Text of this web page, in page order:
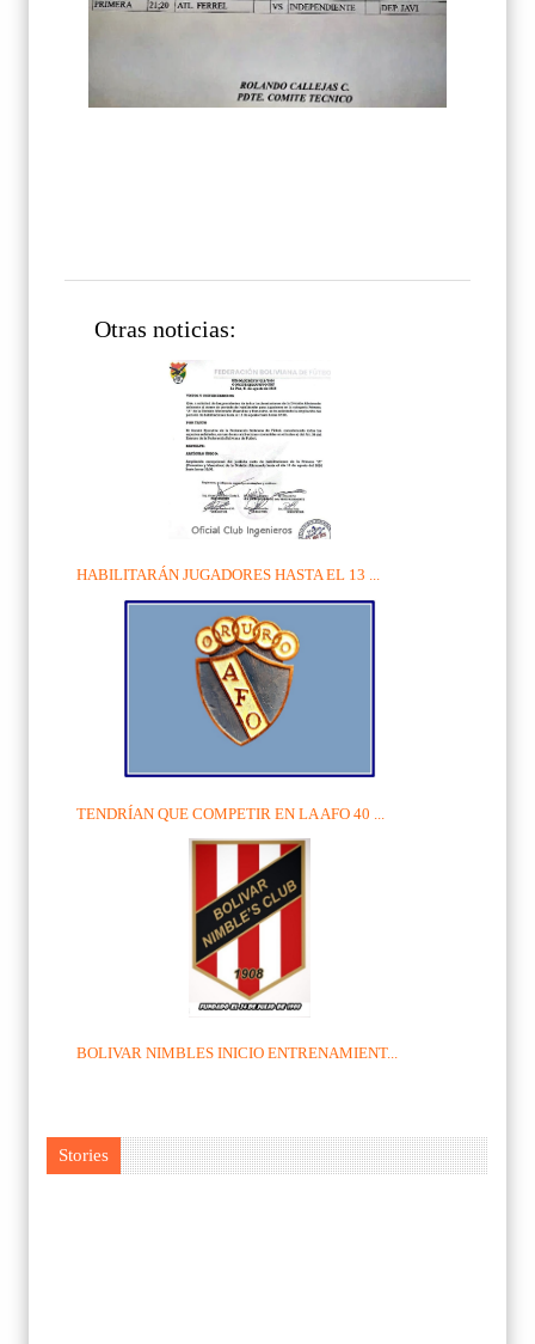
Otras noticias:
HABILITARÁN JUGADORES HASTA EL 13 ...
TENDRÍAN QUE COMPETIR EN LA AFO 40 ...
BOLIVAR NIMBLES INICIO ENTRENAMIENT...
Stories